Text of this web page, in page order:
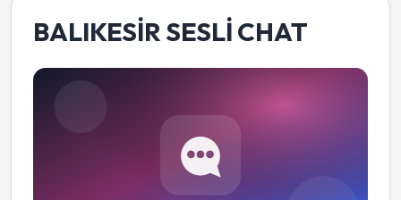
BALIKESIR SESLI CHAT